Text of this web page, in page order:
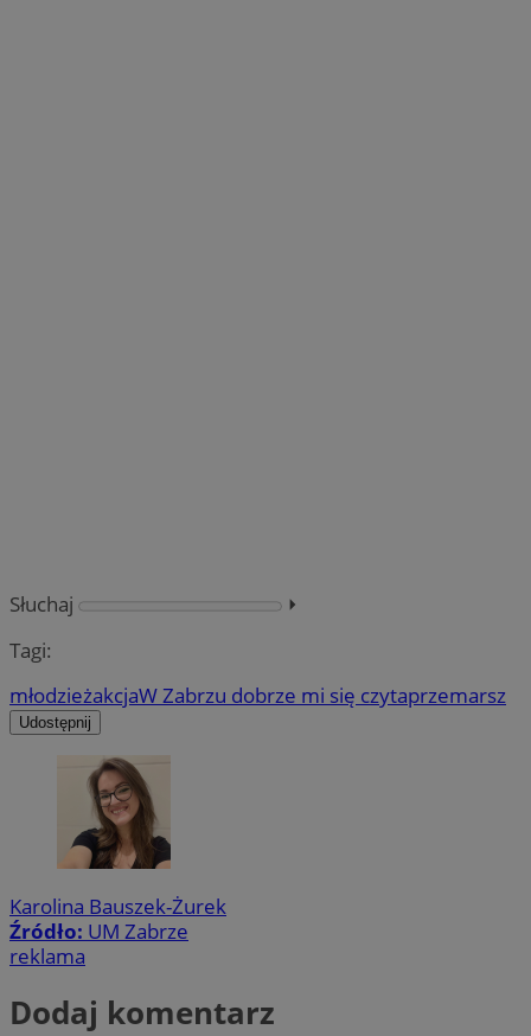
Słuchaj
⏵︎
Tagi:
młodzieżakcjaW Zabrzu dobrze mi się czytaprzemarsz
Udostępnij
Karolina Bauszek-Żurek
Źródło: UM Zabrze
reklama
Dodaj komentarz